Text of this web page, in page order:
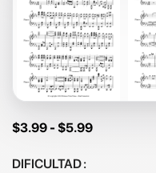
$3.99 -$5.99
DIFICULTAD